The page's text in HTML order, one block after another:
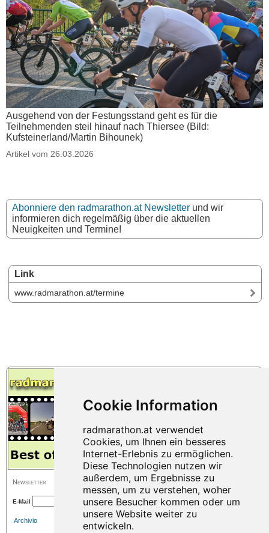
Link
www.radmarathon.at/termine
Ausgehend von der Festungsstand geht es für die
Teilnehmenden steil hinauf nach Thiersee (Bild:
Kufsteinerland/Martin Bihounek)
Artikel vom 26.03.2026
Abonniere den radmarathon.at Newsletter und wir
informieren dich regelmäßig über die aktuellen
Neuigkeiten und Termine!
Newsletter
E-Mail
Archivio